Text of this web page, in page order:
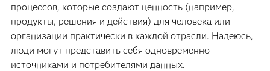
процессов, которые создают ценность (например,
продукты, решения и действия) для человека или
организации практически в каждой отрасли. Надеюсь,
люди могут представить себя одновременно
источниками и потребителями данных.